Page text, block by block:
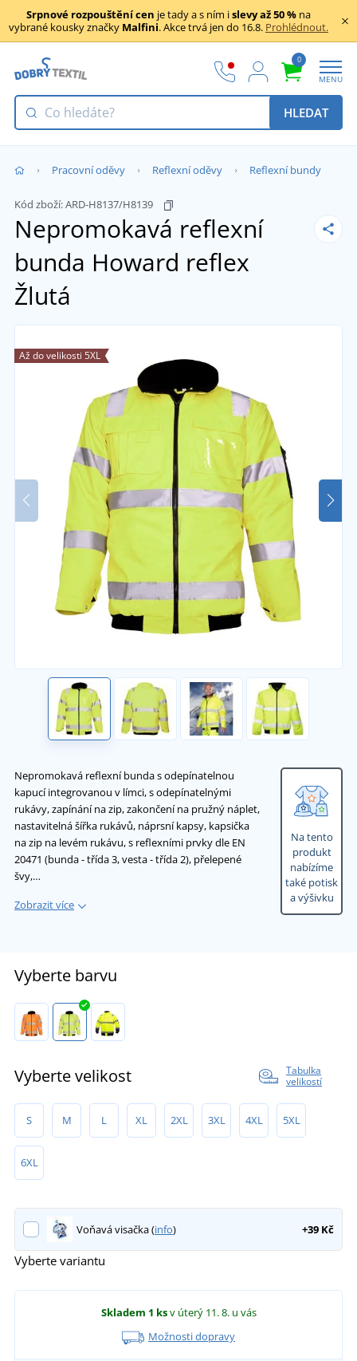
Srpnové rozpouštění cen je tady a s ním islevy až 50 % na
vybrané kousky značky Malfini. Akce trvá jen do 16.8. Prohlédnout.
0
MENU
HLEDAT
Pracovní oděvy Reflexní oděvy Reflexní bundy
Kód zboží:ARD-H8137/H8139
Nepromokavá reflexní
bunda Howard reflex
Žlutá
Až do velikosti 5XL
Nepromokavá reflexní bunda s odepínatelnou
kapucí integrovanou v límci, s odepínatelnými
rukávy, zapínání na zip, zakončení na pružný náplet,
nastavitelná šířka rukávů, náprsní kapsy, kapsička
na zip na levém rukávu, s reflexními prvky dle EN
20471 (bunda - třída 3, vesta - třída 2), přelepené
švy,…
Zobrazit více
Na tento
produkt
nabízíme
také potisk
a výšivku
Vyberte barvu
Vyberte velikost
Tabulka
velikostí
S M L XL 2XL 3XL 4XL 5XL
6XL
Voňavá visačka (info) +39 Kč
Vyberte variantu
Skladem 1 ksv úterý 11. 8. u vás
Možnosti dopravy